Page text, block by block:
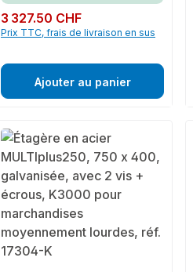
Prix régulier :
3 327.50 CHF
Prix TTC, frais de livraison en sus
Ajouter au panier